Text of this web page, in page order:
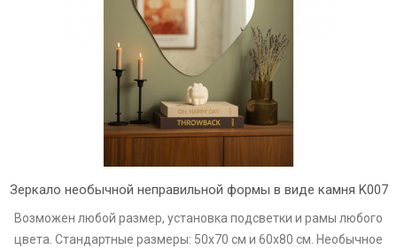
Зеркало необычной неправильной формы в виде камня K007
Возможен любой размер, установка подсветки и рамы любого
цвета. Стандартные размеры: 50х70 см и 60х80 см. Необычное